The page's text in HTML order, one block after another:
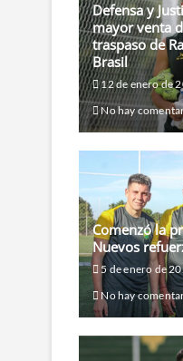
Defensa y
mayor venta
traspaso de
Brasil
12 de enero de
No hay
Comenzó la
Nuevos
5 de enero de
No hay